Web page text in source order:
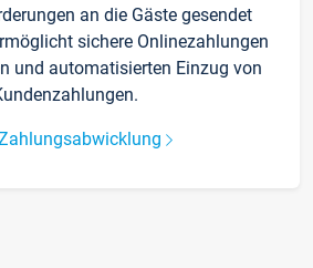
an die Gäste gesendet
sichere Onlinezahlungen
und automatisierten Einzug von